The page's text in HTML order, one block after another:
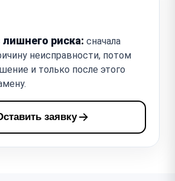
риска: сначала
неисправности, потом
и только после этого
заявку